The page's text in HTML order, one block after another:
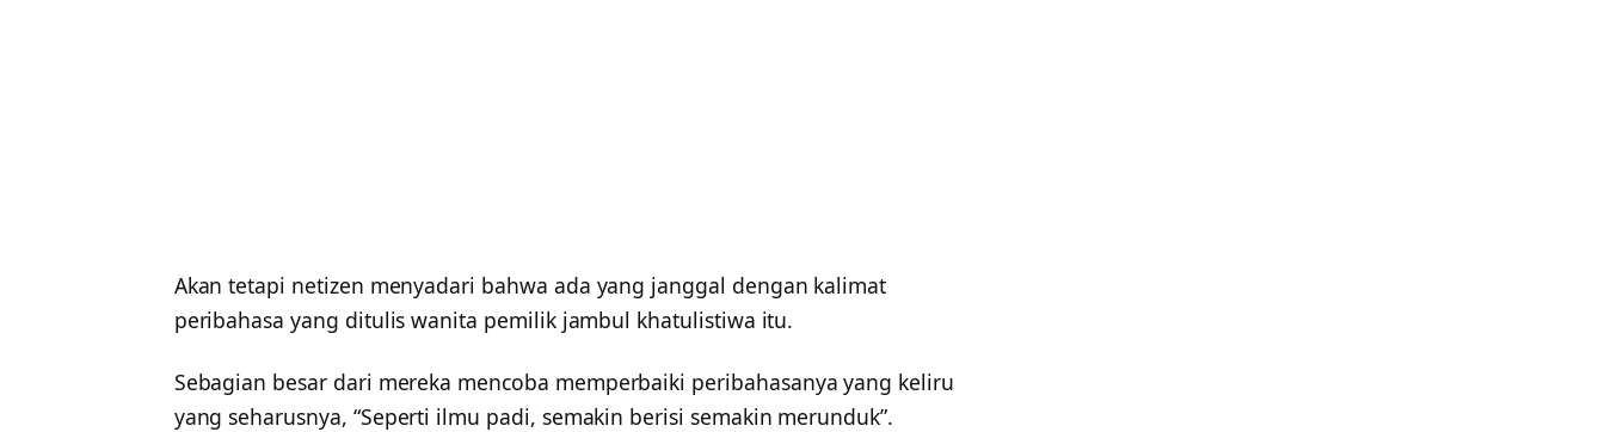
Akan tetapi netizen menyadari bahwa ada yang janggal dengan kalimat
peribahasa yang ditulis wanita pemilik jambul khatulistiwa itu.
Sebagian besar dari mereka mencoba memperbaiki peribahasanya yang keliru
yang seharusnya, “Seperti ilmu padi, semakin berisi semakin merunduk”.